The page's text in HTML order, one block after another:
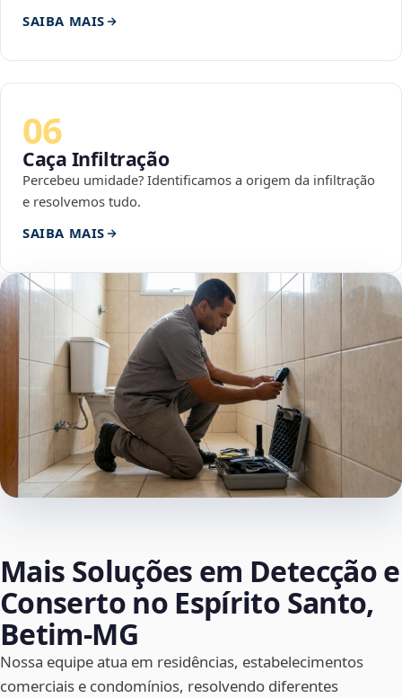
SAIBA MAIS
06
Caça Infiltração
Percebeu umidade? Identificamos a origem da infiltração
e resolvemos tudo.
SAIBA MAIS
Mais Soluções em Detecção e
Conserto no Espírito Santo,
Betim‑MG
Nossa equipe atua em residências, estabelecimentos
comerciais e condomínios, resolvendo diferentes